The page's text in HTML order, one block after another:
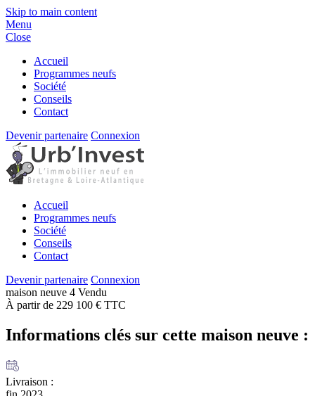
Skip to main content
Menu
Close
Accueil
Programmes neufs
Société
Conseils
Contact
Devenir partenaire Connexion
Accueil
Programmes neufs
Société
Conseils
Contact
Devenir partenaire Connexion
maison neuve 4 Vendu
À partir de 229 100 € TTC
Informations clés sur cette maison neuve :
Livraison :